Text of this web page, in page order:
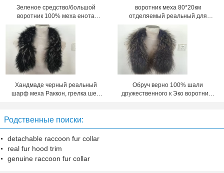
Зеленое средство/большой
воротник 100% меха енота
Гунине для пальто
воротник меха 80*20км
отделяемый реальный для
цвета женщины естественного и
покрашенного
Хандмаде черный реальный
шарф меха Раккон, грелка шеи
Обруч верно 100% шали
дружественного к Эко воротника
Родственные поиски:
detachable raccoon fur collar
real fur hood trim
genuine raccoon fur collar